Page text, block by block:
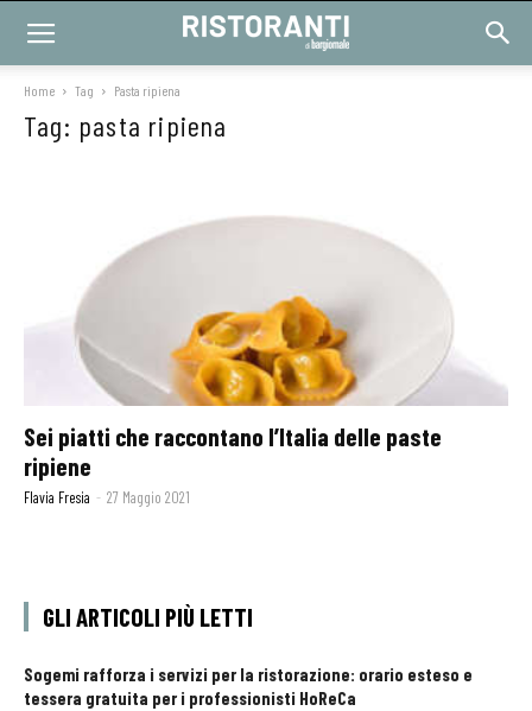
Home Tag Pasta ripiena
Tag: pasta ripiena
Sei piatti che raccontano l’Italia delle paste
ripiene
Flavia Fresia - 27 Maggio 2021
GLI ARTICOLI PIÙ LETTI
Sogemi rafforza i servizi per la ristorazione: orario esteso e
tessera gratuita per i professionisti HoReCa